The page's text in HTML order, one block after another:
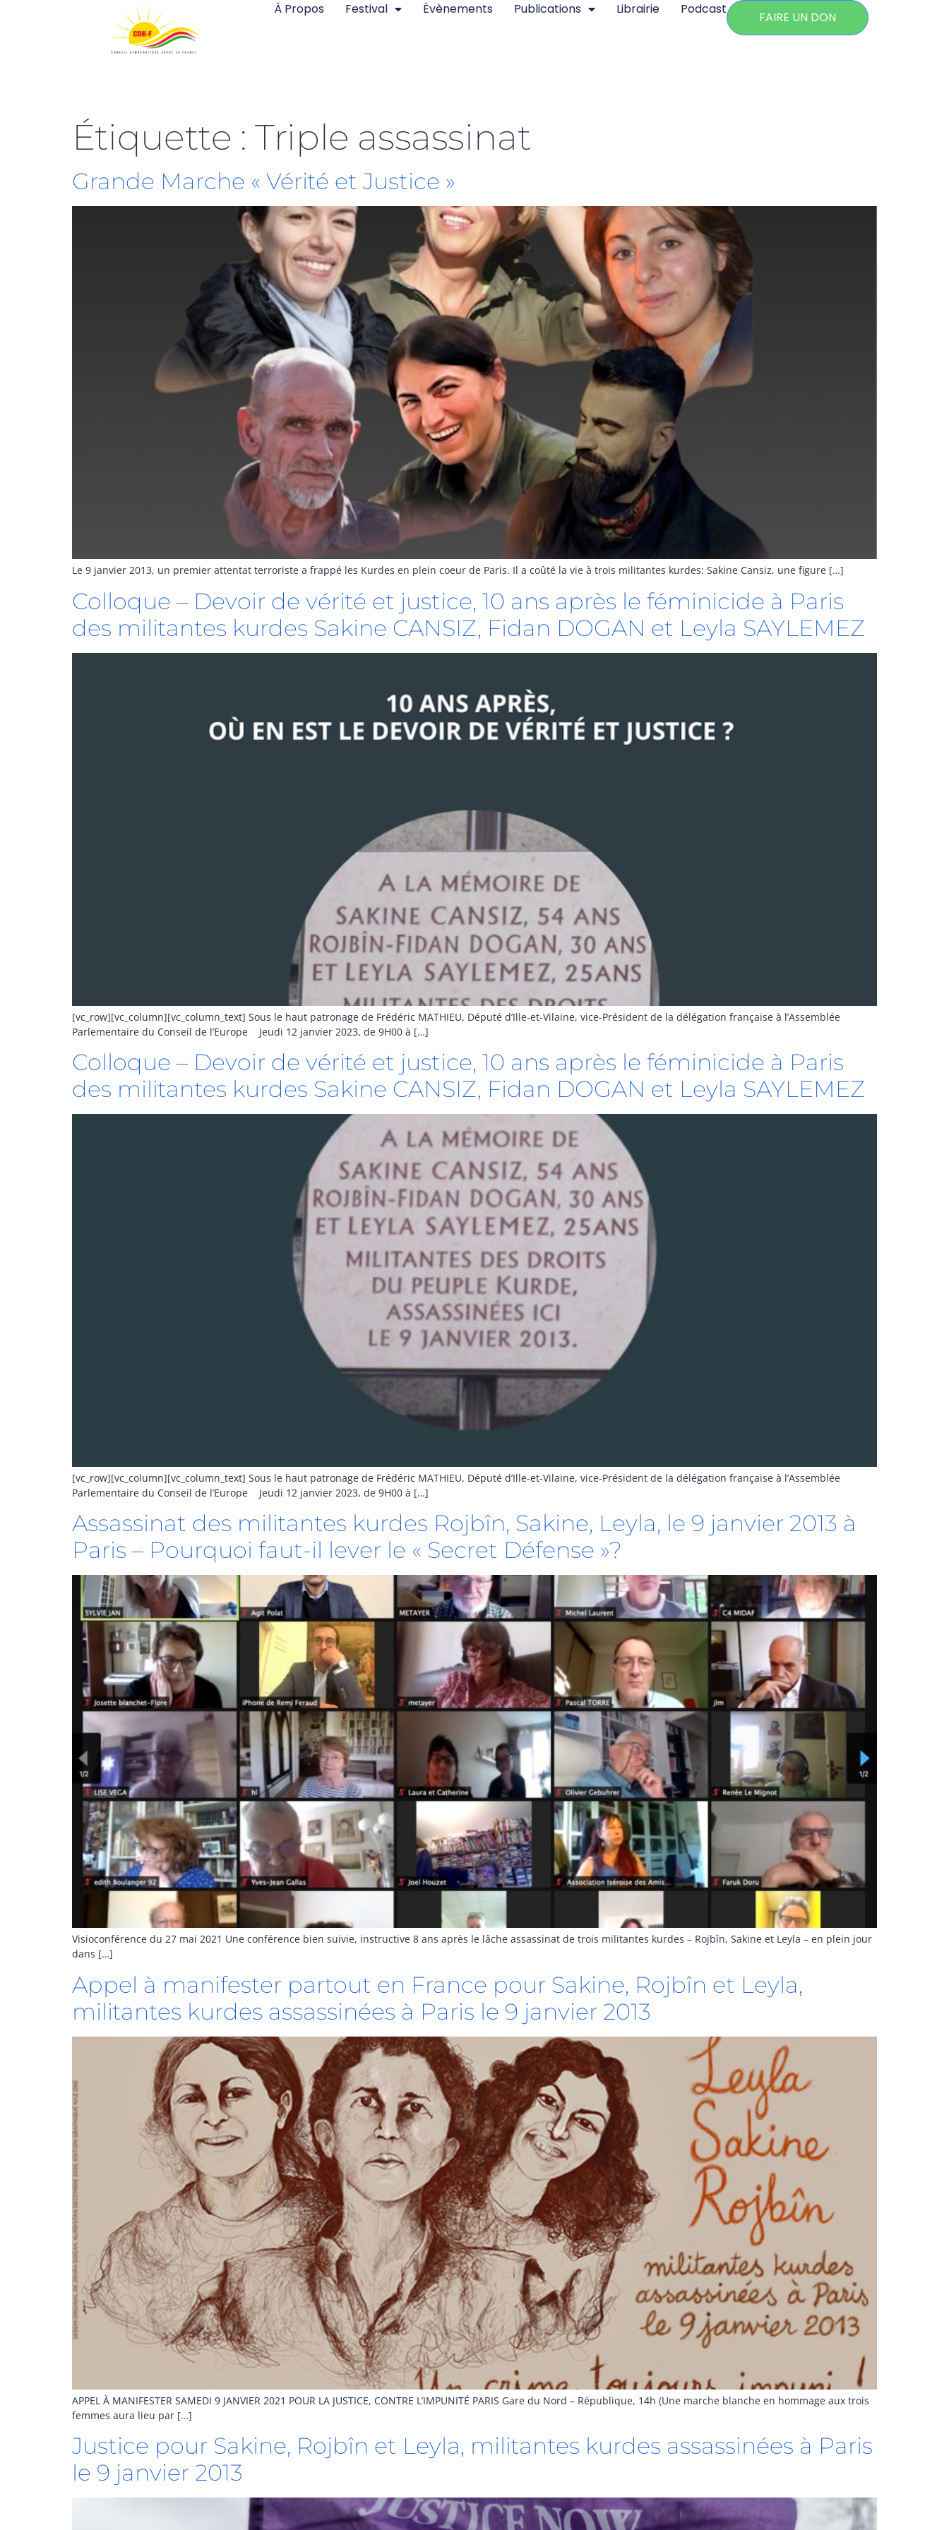
À Propos Festival Évènements Publications Librairie Podcast
FAIRE UN DON
Étiquette :Triple assassinat
Grande Marche « Vérité et Justice »
Le 9 janvier 2013, un premier attentat terroriste a frappé les Kurdes en plein coeur de Paris. Il a coûté la vie à trois militantes kurdes: Sakine Cansiz, une figure […]
Colloque – Devoir de vérité et justice, 10 ans après le féminicide à Paris
des militantes kurdes Sakine CANSIZ, Fidan DOGAN et Leyla SAYLEMEZ
[vc_row][vc_column][vc_column_text] Sous le haut patronage de Frédéric MATHIEU, Député d’Ille-et-Vilaine, vice-Président de la délégation française à l’Assemblée
Parlementaire du Conseil de l’Europe Jeudi 12 janvier 2023, de 9H00 à […]
Colloque – Devoir de vérité et justice, 10 ans après le féminicide à Paris
des militantes kurdes Sakine CANSIZ, Fidan DOGAN et Leyla SAYLEMEZ
[vc_row][vc_column][vc_column_text] Sous le haut patronage de Frédéric MATHIEU, Député d’Ille-et-Vilaine, vice-Président de la délégation française à l’Assemblée
Parlementaire du Conseil de l’Europe Jeudi 12 janvier 2023, de 9H00 à […]
Assassinat des militantes kurdes Rojbîn, Sakine, Leyla, le 9 janvier 2013 à
Paris – Pourquoi faut-il lever le « Secret Défense »?
Visioconférence du 27 mai 2021 Une conférence bien suivie, instructive 8 ans après le lâche assassinat de trois militantes kurdes – Rojbîn, Sakine et Leyla – en plein jour
dans […]
Appel à manifester partout en France pour Sakine, Rojbîn et Leyla,
militantes kurdes assassinées à Paris le 9 janvier 2013
APPEL À MANIFESTER SAMEDI 9 JANVIER 2021 POUR LA JUSTICE, CONTRE L’IMPUNITÉ PARIS Gare du Nord – République, 14h (Une marche blanche en hommage aux trois
femmes aura lieu par […]
Justice pour Sakine, Rojbîn et Leyla, militantes kurdes assassinées à Paris
le 9 janvier 2013